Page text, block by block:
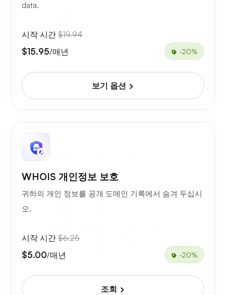
data.
시작 시간 $19.94
$15.95/매년 -20%
보기 옵션
WHOIS 개인정보 보호
귀하의 개인 정보를 공개 도메인 기록에서 숨겨 두십시
오.
시작 시간 $6.25
$5.00/매년 -20%
조회